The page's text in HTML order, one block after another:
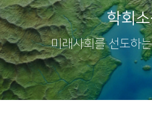
학회
미래사회를 선도하